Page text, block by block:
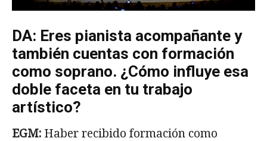
DA: Eres pianista acompañante y
también cuentas con formación
como soprano. ¿Cómo influye esa
doble faceta en tu trabajo
artístico?
EGM: Haber recibido formación como